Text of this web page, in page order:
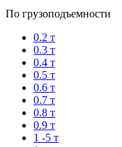
По грузоподъемности
0.2 т
0.3 т
0.4 т
0.5 т
0.6 т
0.7 т
0.8 т
0.9 т
1 -5 т